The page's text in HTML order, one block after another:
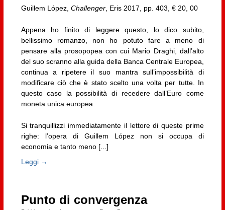
Guillem López, Challenger, Eris 2017, pp. 403, € 20, 00
Appena ho finito di leggere questo, lo dico subito,
bellissimo romanzo, non ho potuto fare a meno di
pensare alla prosopopea con cui Mario Draghi, dall’alto
del suo scranno alla guida della Banca Centrale Europea,
continua a ripetere il suo mantra sull’impossibilità di
modificare ciò che è stato scelto una volta per tutte. In
questo caso la possibilità di recedere dall’Euro come
moneta unica europea.
Si tranquillizzi immediatamente il lettore di queste prime
righe: l’opera di Guillem López non si occupa di
economia e tanto meno [...]
Leggi →
Punto di convergenza